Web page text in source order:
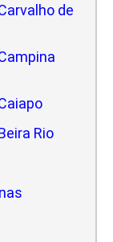
de
Rio